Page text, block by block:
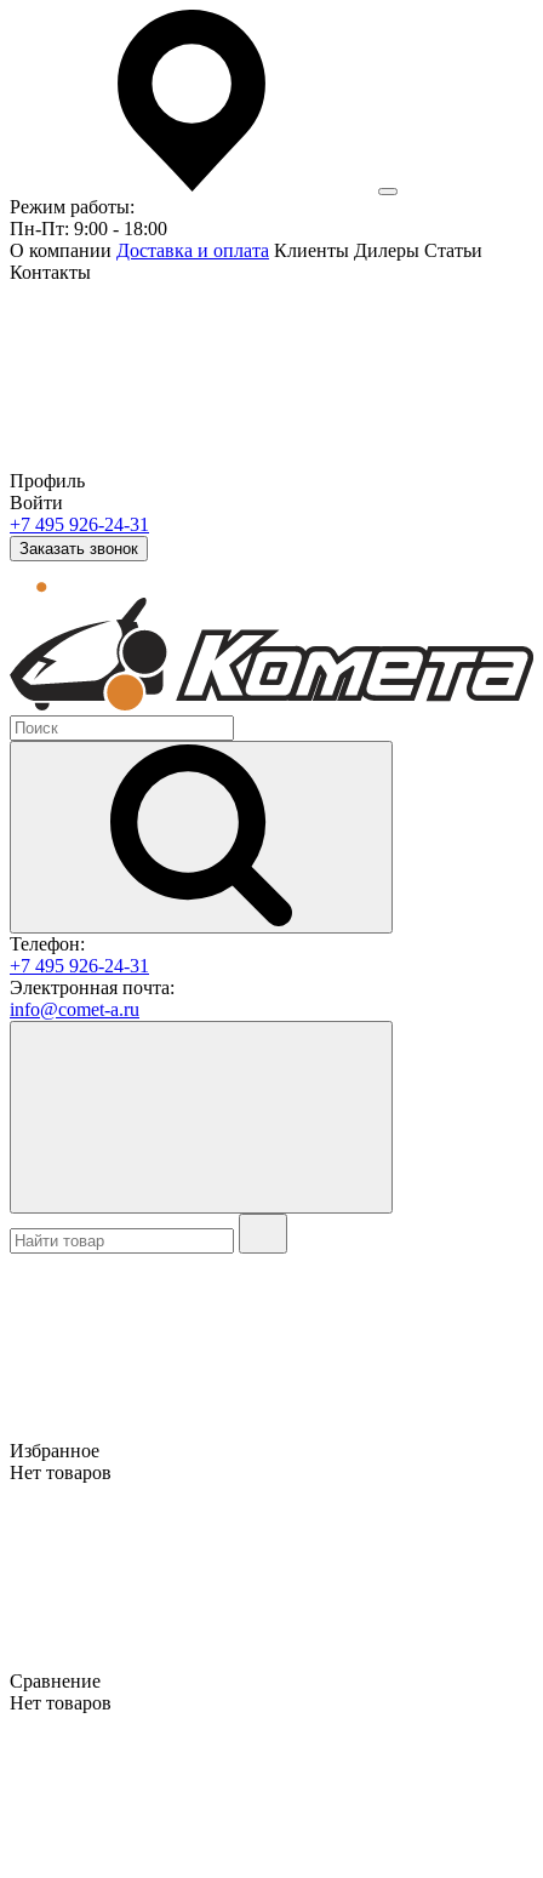
Режим работы:
Пн-Пт: 9:00 - 18:00
О компании Доставка и оплата Клиенты Дилеры Статьи
Контакты
Профиль
Войти
+7 495 926-24-31
Заказать звонок
Телефон:
+7 495 926-24-31
Электронная почта:
info@comet-a.ru
Избранное
Нет товаров
Сравнение
Нет товаров